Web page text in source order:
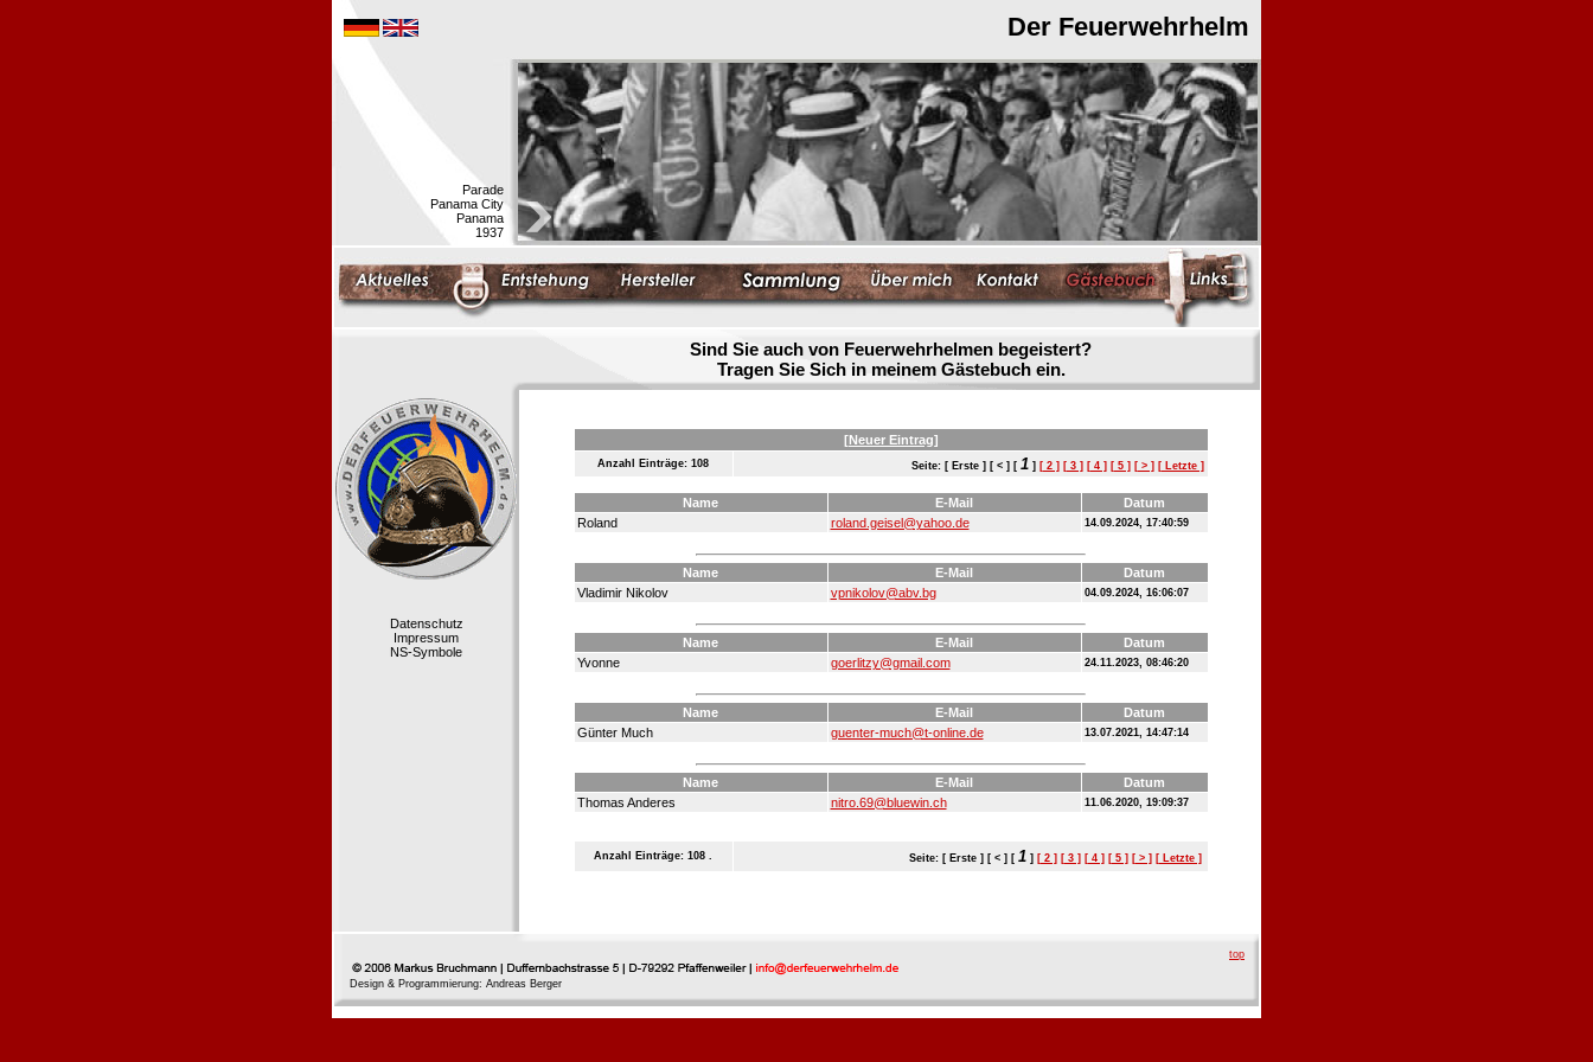
Der Feuerwehrhelm
Parade
Panama City
Panama
1937
Sind Sie auch von Feuerwehrhelmen begeistert?
Tragen Sie Sich in meinem Gästebuch ein.
Datenschutz
Impressum
NS-Symbole
[Neuer Eintrag]
Anzahl Einträge: 108 Seite: [ Erste ] [ < ] [ 1] [ 2 ] [ 3 ] [ 4 ] [ 5 ] [ > ] [ Letzte ]
Name E-Mail
Datum
Roland
roland.geisel@yahoo.de 14.09.2024, 17:40:59
Name E-Mail
Datum
Vladimir Nikolov
vpnikolov@abv.bg 04.09.2024, 16:06:07
Name E-Mail
Datum
Yvonne
goerlitzy@gmail.com 24.11.2023, 08:46:20
Name E-Mail
Datum
Günter Much
guenter-much@t-online.de 13.07.2021, 14:47:14
Name E-Mail
Datum
Thomas Anderes
nitro.69@bluewin.ch 11.06.2020, 19:09:37
Anzahl Einträge: 108 . Seite: [ Erste ] [ < ] [ 1] [ 2 ] [ 3 ] [ 4 ] [ 5 ] [ > ] [ Letzte ]
Design & Programmierung: Andreas Berger
top